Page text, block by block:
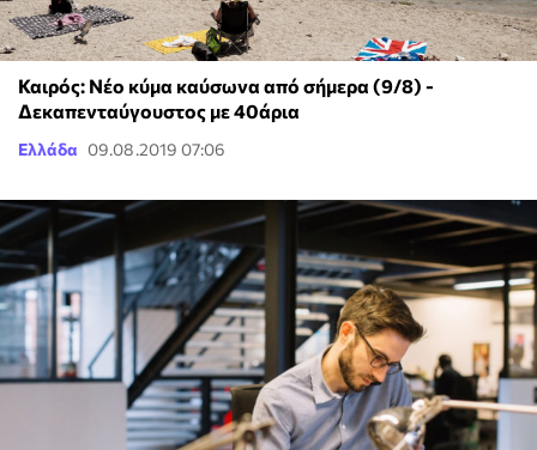
Καιρός: Νέο κύμα καύσωνα από σήμερα (9/8) -
Δεκαπενταύγουστος με 40άρια
Ελλάδα 09.08.2019 07:06